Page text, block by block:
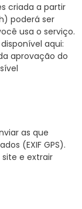
criada a partir
poderá ser
usa o serviço.
aqui:
aprovação do
as que
(EXIF GPS).
e extrair